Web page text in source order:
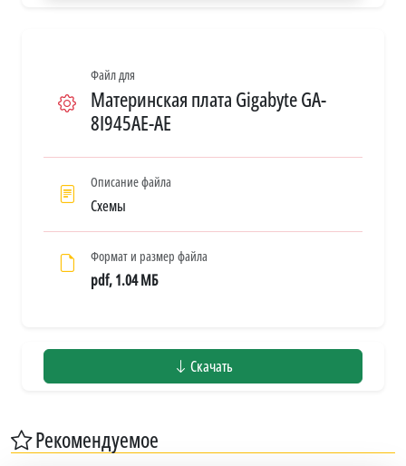
Файл для
Материнская плата Gigabyte GA-
8I945AE-AE
Описание файла
Схемы
Формат и размер файла
pdf, 1.04 МБ
Скачать
Рекомендуемое